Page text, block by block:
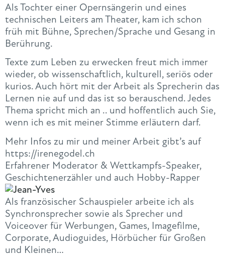
Als Tochter einer Opernsängerin und eines
technischen Leiters am Theater, kam ich schon
früh mit Bühne, Sprechen/Sprache und Gesang in
Berührung.
Texte zum Leben zu erwecken freut mich immer
wieder, ob wissenschaftlich, kulturell, seriös oder
kurios. Auch hört mit der Arbeit als Sprecherin das
Lernen nie auf und das ist so berauschend. Jedes
Thema spricht mich an .. und hoffentlich auch Sie,
wenn ich es mit meiner Stimme erläutern darf.
Mehr Infos zu mir und meiner Arbeit gibt’s auf
https://irenegodel.ch
Erfahrener Moderator & Wettkampfs-Speaker,
Geschichtenerzähler und auch Hobby-Rapper
Als französischer Schauspieler arbeite ich als
Synchronsprecher sowie als Sprecher und
Voiceover für Werbungen, Games, Imagefilme,
Corporate, Audioguides, Hörbücher für Großen
und Kleinen…